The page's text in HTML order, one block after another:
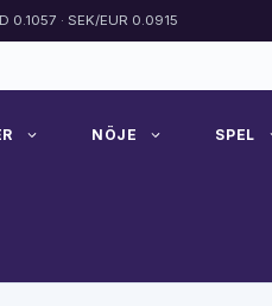
0.1057 · SEK/EUR 0.0915
NÖJE SPEL